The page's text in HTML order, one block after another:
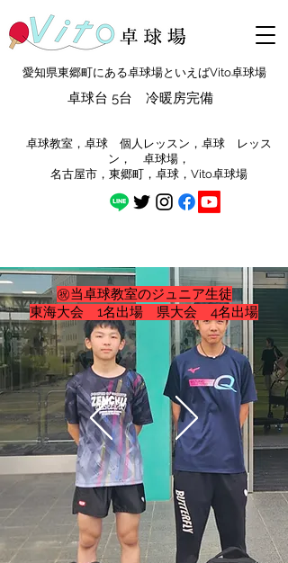
愛知県東郷町にある卓球場といえばVito卓球場
卓球台 5台 冷暖房完備
​卓球教室，卓球 個人レッスン，卓球 レッス
ン， 卓球場，
​名古屋市，東郷町，卓球，Vito卓球場
​㊗当卓球教室のジュニア生徒
東海大会 1名出場 県大会 4名出場